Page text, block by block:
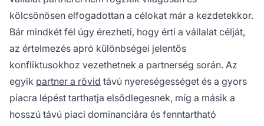
kölcsönösen elfogadottan a célokat már a kezdetekkor.
Bár mindkét fél úgy érezheti, hogy érti a vállalat célját,
az értelmezés apró különbségei jelentős
konfliktusokhoz vezethetnek a partnerség során. Az
egyik partner a rövid távú nyereségességet és a gyors
piacra lépést tarthatja elsődlegesnek, míg a másik a
hosszú távú piaci dominanciára és fenntartható